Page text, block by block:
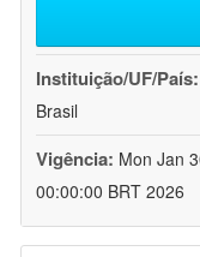
Instituição/UF/País:
Brasil
Vigência: Mon Jan
00:00:00 BRT 2026